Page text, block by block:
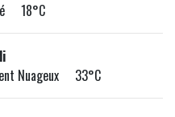
18°C
Nuageux 33°C